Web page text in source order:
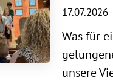
17.07.2026
Was für
unsere